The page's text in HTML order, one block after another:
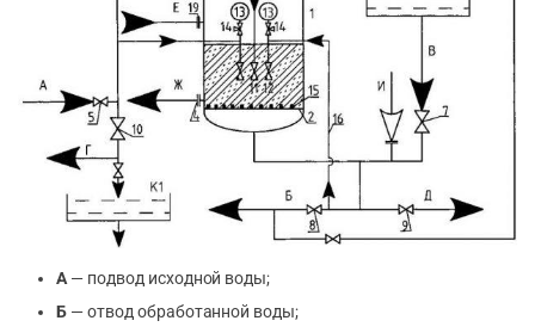
А— подвод исходной воды;
Б— отвод обработанной воды;